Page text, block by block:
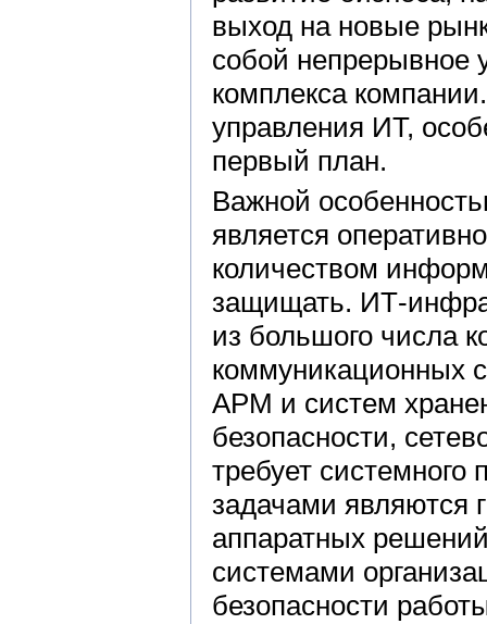
выход на новые
собой непрерывное
комплекса
управления ИТ,
первый план.
Важной
является
количеством
защищать. ИТ-
из большого числа
коммуникационных
АРМ и систем
безопасности,
требует
задачами являются
аппаратных
системами
безопасности